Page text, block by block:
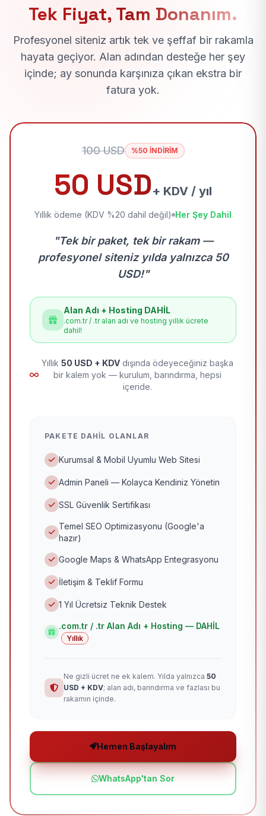
Tek Fiyat, Tam Donanım.
Profesyonel siteniz artık tek ve şeffaf bir rakamla
hayata geçiyor. Alan adından desteğe her şey
içinde; ay sonunda karşınıza çıkan ekstra bir
fatura yok.
100 USD %50 İNDİRİM
50 USD+ KDV / yıl
Yıllık ödeme (KDV %20 dahil değil) Her Şey Dahil
"Tek bir paket, tek bir rakam —
profesyonel siteniz yılda yalnızca 50
USD!"
Alan Adı + Hosting DAHİL
.com.tr / .tr alan adı ve hosting yıllık ücrete
dahil!
Yıllık 50 USD + KDV dışında ödeyeceğiniz başka
bir kalem yok — kurulum, barındırma, hepsi
içeride.
PAKETE DAHIL OLANLAR
Kurumsal & Mobil Uyumlu Web Sitesi
Admin Paneli — Kolayca Kendiniz Yönetin
SSL Güvenlik Sertifikası
Temel SEO Optimizasyonu (Google'a
hazır)
Google Maps & WhatsApp Entegrasyonu
İletişim & Teklif Formu
1 Yıl Ücretsiz Teknik Destek
.com.tr / .tr Alan Adı + Hosting — DAHİL
Yıllık
Ne gizli ücret ne ek kalem. Yılda yalnızca 50
USD + KDV; alan adı, barındırma ve fazlası bu
rakamın içinde.
Hemen Başlayalım
WhatsApp'tan Sor